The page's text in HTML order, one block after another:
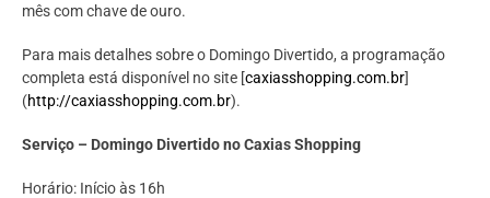
mês com chave de ouro.
Para mais detalhes sobre o Domingo Divertido, a programação
completa está disponível no site [caxiasshopping.com.br]
(http://caxiasshopping.com.br).
Serviço – Domingo Divertido no Caxias Shopping
Horário: Início às 16h